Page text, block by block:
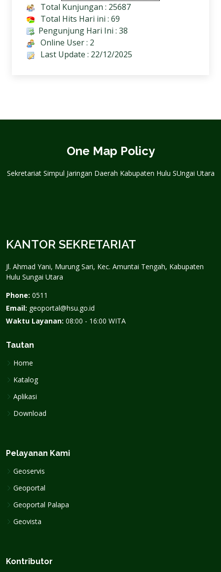
Total Kunjungan : 25687
Total Hits Hari ini : 69
Pengunjung Hari Ini : 38
Online User : 2
Last Update : 22/12/2025
One Map Policy
Sekretariat Simpul Jaringan Daerah Kabupaten Hulu SUngai Utara
KANTOR SEKRETARIAT
Jl. Ahmad Yani, Murung Sari, Kec. Amuntai Tengah, Kabupaten
Hulu Sungai Utara
Phone: 0511
Email: geoportal@hsu.go.id
Waktu Layanan: 08:00 - 16:00 WITA
Tautan
Home
Katalog
Aplikasi
Download
Pelayanan Kami
Geoservis
Geoportal
Geoportal Palapa
Geovista
Kontributor